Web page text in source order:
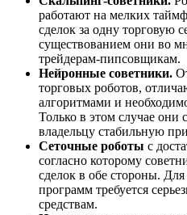
работают на мелких
сделок за одну торговую
существованием они во
трейдерам-пипсовщикам.
Нейронные советники.
торговых роботов,
алгоритмами и
Только в этом случае они
владельцу стабильную
Сеточные роботы с
согласно которому
сделок в обе стороны.
программ требуется
средствам.